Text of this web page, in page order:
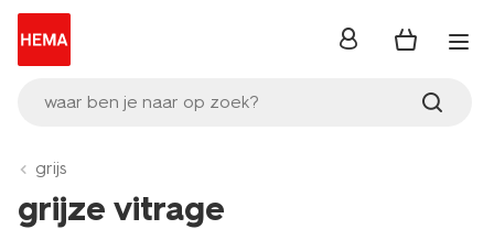
waar ben je naar op zoek?
inloggen
grijs
grijze vitrage